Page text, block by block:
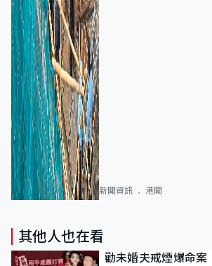
新聞資訊 港聞
其他人也在看
勸未婚夫戒煙爆命